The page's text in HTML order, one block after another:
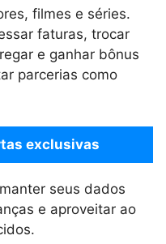
filmes e séries.
faturas, trocar
e ganhar bônus
parcerias como
exclusivas
seus dados
e aproveitar ao